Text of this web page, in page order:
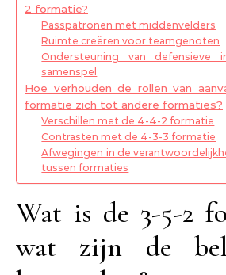
2 formatie?
Passpatronen met middenvelders
Ruimte creëren voor teamgenoten
Ondersteuning van defensieve
samenspel
Hoe verhouden de rollen van
formatie zich tot andere formaties?
Verschillen met de 4-4-2 formatie
Contrasten met de 4-3-3 formatie
Afwegingen in de
tussen formaties
Wat is de 3-5-2
wat zijn de